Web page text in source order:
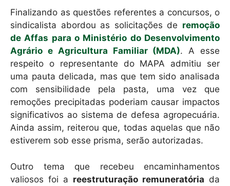
Finalizando as questões referentes a concursos, o
sindicalista abordou as solicitações de remoção
de Affas para o Ministério do Desenvolvimento
Agrário e Agricultura Familiar (MDA). A esse
respeito o representante do MAPA admitiu ser
uma pauta delicada, mas que tem sido analisada
com sensibilidade pela pasta, uma vez que
remoções precipitadas poderiam causar impactos
significativos ao sistema de defesa agropecuária.
Ainda assim, reiterou que, todas aquelas que não
estiverem sob esse prisma, serão autorizadas.
Outro tema que recebeu encaminhamentos
valiosos foi a reestruturação remuneratória da